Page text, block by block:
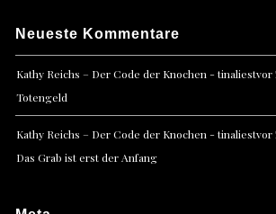
Neueste Kommentare
Kathy Reichs – Der Code der Knochen - tinaliestvor
Totengeld
Kathy Reichs – Der Code der Knochen - tinaliestvor
Das Grab ist erst der Anfang